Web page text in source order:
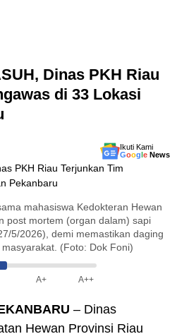
Dinas PKH Riau
di 33 Lokasi
Ikuti Kami
Google News
mahasiswa Kedokteran Hewan
post mortem (organ dalam) sapi
5/2026), demi memastikan daging
(Foto: Dok Foni)
A+ A++
– Dinas
Hewan Provinsi Riau